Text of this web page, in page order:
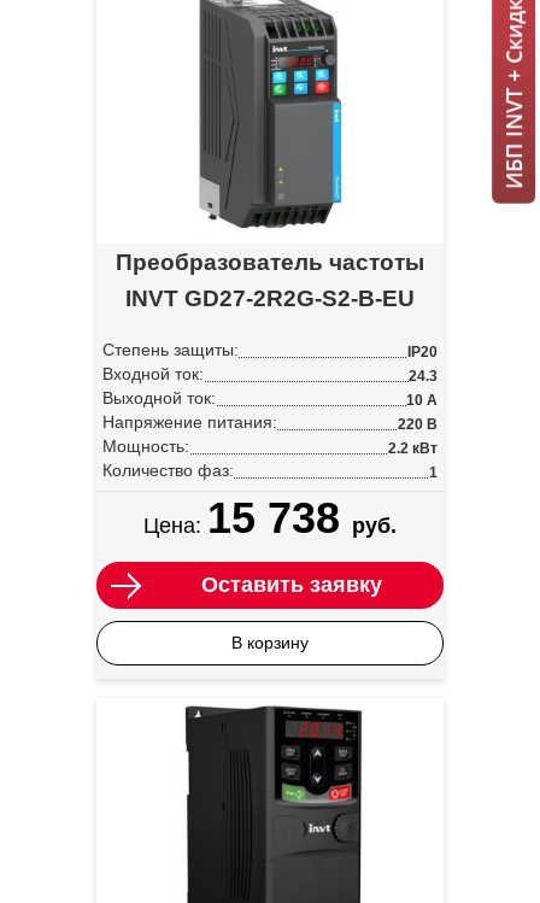
Преобразователь частоты
INVT GD27-2R2G-S2-B-EU
Степень защиты: IP20
Входной ток: 24.3
Выходной ток: 10 А
Напряжение питания: 220 В
Мощность: 2.2 кВт
Количество фаз: 1
Цена: 15 738 руб.
Оставить заявку
В корзину